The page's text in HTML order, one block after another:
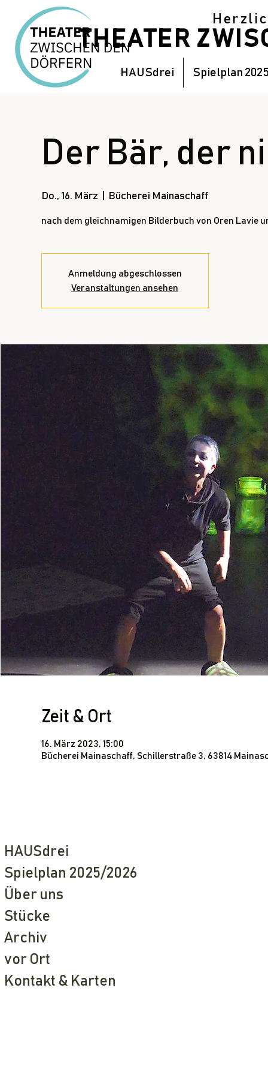
THEATER
HAUSdrei Spielplan
Der Bär, der
Do., 16. März Bücherei Mainaschaff
nach dem gleichnamigen Bilderbuch von Oren Lavie
Anmeldung abgeschlossen
Veranstaltungen ansehen
Zeit & Ort
16. März 2023, 15:00
Bücherei Mainaschaff, Schillerstraße 3, 63814
HAUSdrei
Spielplan 2025/2026
Über uns
Stücke
Archiv
vor Ort
Kontakt & Karten